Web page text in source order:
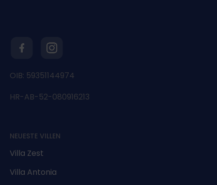
OIB: 59351144974
HR-AB-52-080916213
NEUESTE VILLEN
Villa Zest
Villa Antonia